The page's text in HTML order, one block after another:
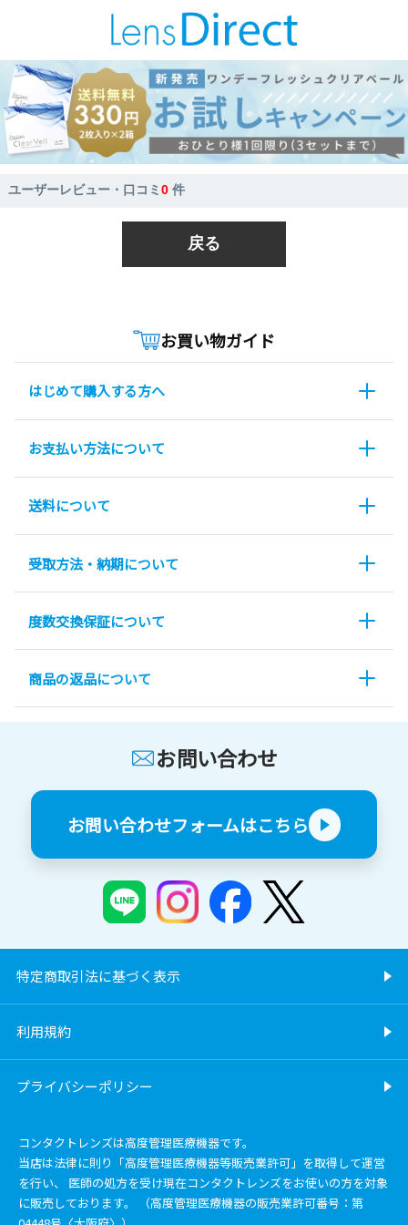
ユーザーレビュー・口コミ0 件
戻る
お買い物ガイド
はじめて購入する方へ
お支払い方法について
送料について
受取方法・納期について
度数交換保証について
商品の返品について
お問い合わせ
お問い合わせフォームはこちら
特定商取引法に基づく表示
利用規約
プライバシーポリシー
コンタクトレンズは高度管理医療機器です。
当店は法律に則り「高度管理医療機器等販売業許可」を取得して運営
を行い、 医師の処方を受け現在コンタクトレンズをお使いの方を対象
に販売しております。 （高度管理医療機器の販売業許可番号：第